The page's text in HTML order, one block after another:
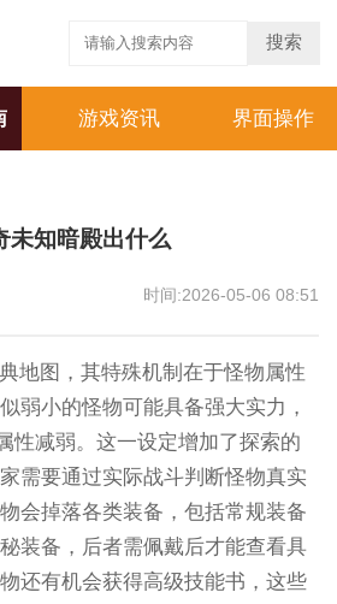
搜索
游戏资讯 界面操作
未知暗殿出什么
时间:2026-05-06 08:51
地图，其特殊机制在于怪物属性
弱小的怪物可能具备强大实力，
性减弱。这一设定增加了探索的
需要通过实际战斗判断怪物真实
会掉落各类装备，包括常规装备
装备，后者需佩戴后才能查看具
还有机会获得高级技能书，这些